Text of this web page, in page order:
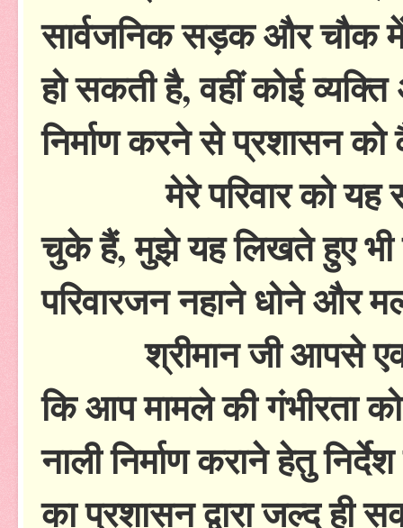
सार्वजनिक सड़क और चौक में
हो सकती है, वहीं कोई
निर्माण करने से प्रशासन
मेरे परिवार को यह
चुके हैं, मुझे यह लिखते हुए भी
परिवारजन नहाने धोने
श्रीमान जी आपसे एक
कि आप मामले की गंभीरता
नाली निर्माण कराने हेतु
का प्रशासन द्वारा जल्द ही